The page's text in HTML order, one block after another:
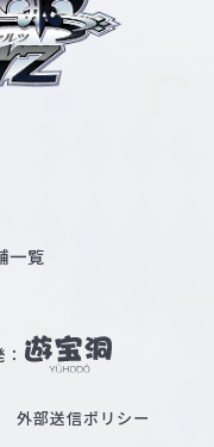
一覧
外部送信ポリシー